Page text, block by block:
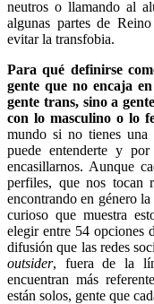
neutros o llamando al
algunas partes de
evitar la transfobia.
Para qué definirse
gente que no encaja
gente trans, sino a
con lo masculino o lo
mundo si no tienes
puede entenderte y
encasillarnos. Aunque
perfiles, que nos tocan
encontrando en género
curioso que muestra
elegir entre 54 opciones
difusión que las redes
outsider, fuera de la
encuentran más
están solos, gente que